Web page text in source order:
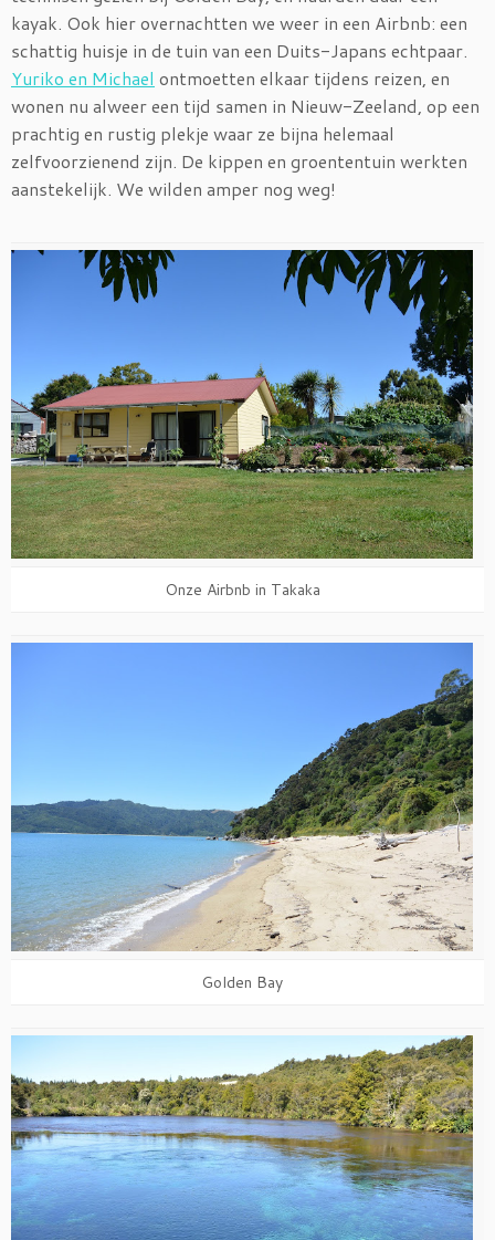
kayak. Ook hier overnachtten we weer in een Airbnb: een
schattig huisje in de tuin van een Duits-Japans echtpaar.
Yuriko en Michael ontmoetten elkaar tijdens reizen, en
wonen nu alweer een tijd samen in Nieuw-Zeeland, op een
prachtig en rustig plekje waar ze bijna helemaal
zelfvoorzienend zijn. De kippen en groententuin werkten
aanstekelijk. We wilden amper nog weg!
Onze Airbnb in Takaka
Golden Bay